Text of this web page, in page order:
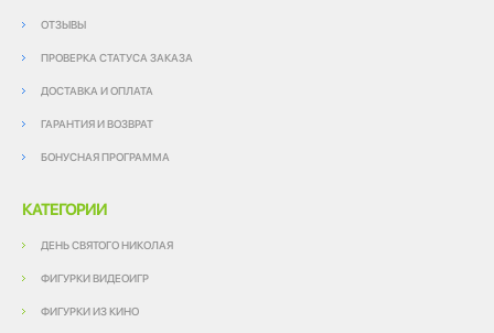
ОТЗЫВЫ
ПРОВЕРКА СТАТУСА ЗАКАЗА
ДОСТАВКА И ОПЛАТА
ГАРАНТИЯ И ВОЗВРАТ
БОНУСНАЯ ПРОГРАММА
КАТЕГОРИИ
ДЕНЬ СВЯТОГО НИКОЛАЯ
ФИГУРКИ ВИДЕОИГР
ФИГУРКИ ИЗ КИНО